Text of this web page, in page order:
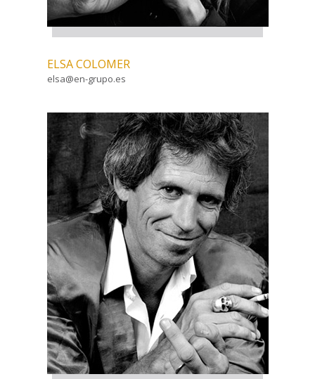
ELSA COLOMER
elsa@en-grupo.es